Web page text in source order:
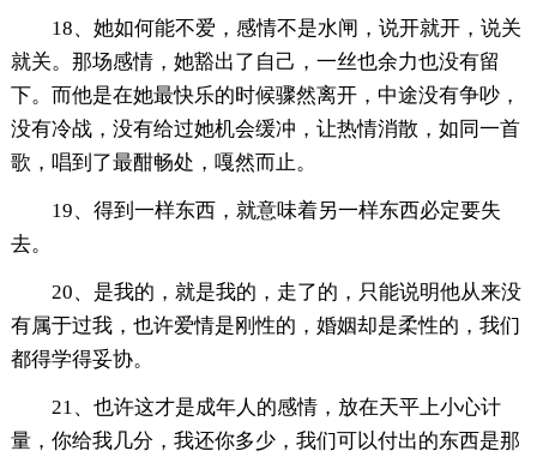
18、她如何能不爱，感情不是水闸，说开就开，说关
就关。那场感情，她豁出了自己，一丝也余力也没有留
下。而他是在她最快乐的时候骤然离开，中途没有争吵，
没有冷战，没有给过她机会缓冲，让热情消散，如同一首
歌，唱到了最酣畅处，嘎然而止。
19、得到一样东西，就意味着另一样东西必定要失
去。
20、是我的，就是我的，走了的，只能说明他从来没
有属于过我，也许爱情是刚性的，婚姻却是柔性的，我们
都得学得妥协。
21、也许这才是成年人的感情，放在天平上小心计
量，你给我几分，我还你多少，我们可以付出的东西是那